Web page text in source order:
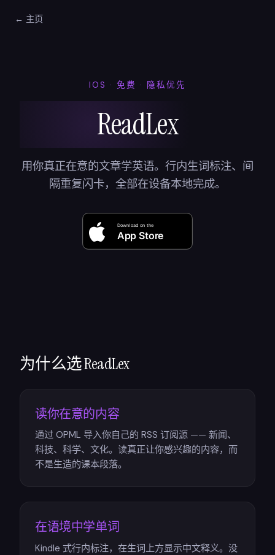
← 主页
IOS · 免费 · 隐私优先
ReadLex
用你真正在意的文章学英语。行内生词标注、间
隔重复闪卡，全部在设备本地完成。
为什么选 ReadLex
读你在意的内容
通过 OPML 导入你自己的 RSS 订阅源 —— 新闻、
科技、科学、文化。读真正让你感兴趣的内容，而
不是生造的课本段落。
在语境中学单词
Kindle 式行内标注，在生词上方显示中文释义。没